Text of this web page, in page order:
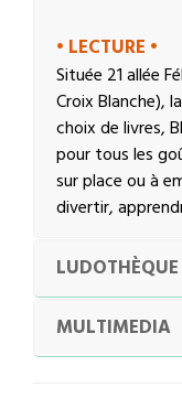
• LECTURE •
Située 21 allée
Croix Blanche),
choix de livres,
pour tous les
sur place ou à
divertir,
LUDOTHÈQUE
MULTIMEDIA